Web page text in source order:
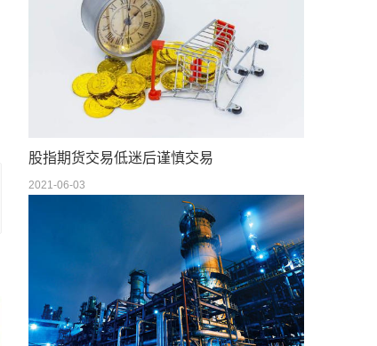
股指期货交易低迷后谨慎交易
2021-06-03